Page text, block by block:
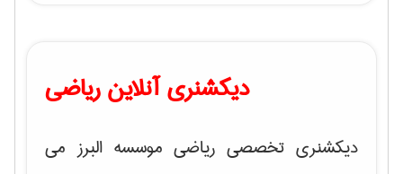
دیکشنری آنلاین ریاضی
دیکشنری تخصصی ریاضی موسسه البرز می